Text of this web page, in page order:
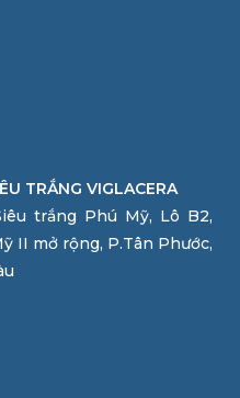
TRẮNG VIGLACERA
trắng Phú Mỹ, Lô B2,
II mở rộng, P.Tân Phước,